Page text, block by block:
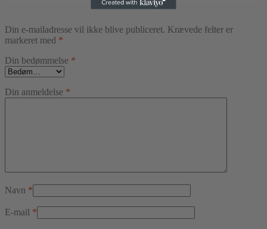
Din e-mailadresse vil ikke blive publiceret. Krævede felter er
markeret med *
Din bedømmelse *
Din anmeldelse *
Navn *
E-mail *